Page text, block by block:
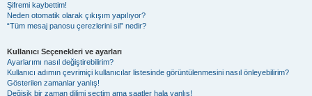
Şifremi kaybettim!
Neden otomatik olarak çıkışım yapılıyor?
“Tüm mesaj panosu çerezlerini sil” nedir?
Kullanıcı Seçenekleri ve ayarları
Ayarlarımı nasıl değiştirebilirim?
Kullanıcı adımın çevrimiçi kullanıcılar listesinde görüntülenmesini nasıl önleyebilirim?
Gösterilen zamanlar yanlış!
Değişik bir zaman dilimi seçtim ama saatler hala yanlış!